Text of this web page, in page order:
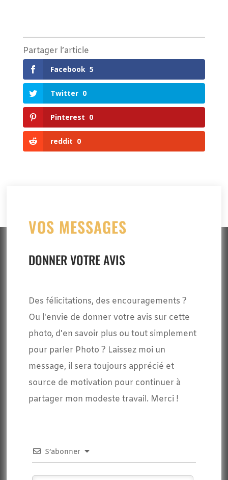
Partager l’article
Facebook 5
Twitter 0
Pinterest 0
reddit 0
VOS MESSAGES
DONNER VOTRE AVIS
Des félicitations, des encouragements ?
Ou l'envie de donner votre avis sur cette
photo, d'en savoir plus ou tout simplement
pour parler Photo ? Laissez moi un
message, il sera toujours apprécié et
source de motivation pour continuer à
partager mon modeste travail. Merci !
S’abonner